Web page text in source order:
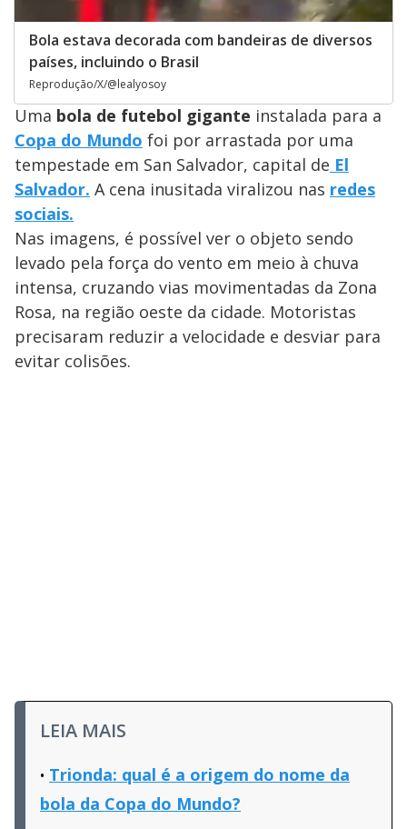
Bola estava decorada com bandeiras de diversos
países, incluindo o Brasil
Reprodução/X/@lealyosoy
Uma bola de futebol gigante instalada para a
Copa do Mundo foi por arrastada por uma
tempestade em San Salvador, capital de El
Salvador. A cena inusitada viralizou nas redes
sociais.
Nas imagens, é possível ver o objeto sendo
levado pela força do vento em meio à chuva
intensa, cruzando vias movimentadas da Zona
Rosa, na região oeste da cidade. Motoristas
precisaram reduzir a velocidade e desviar para
evitar colisões.
LEIA MAIS
Trionda: qual é a origem do nome da
bola da Copa do Mundo?